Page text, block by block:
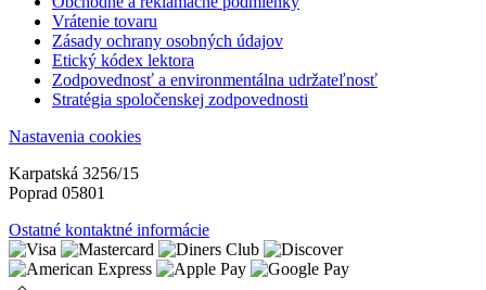
Vrátenie tovaru
Zásady ochrany osobných údajov
Etický kódex lektora
Zodpovednosť a environmentálna udržateľnosť
Stratégia spoločenskej zodpovednosti
Nastavenia cookies
Karpatská 3256/15
Poprad 05801
Ostatné kontaktné informácie